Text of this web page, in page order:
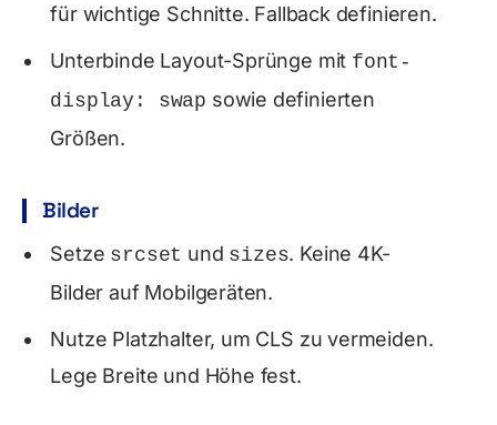
für wichtige Schnitte. Fallback definieren.
Unterbinde Layout-Sprünge mit font-
display: swap sowie definierten
Größen.
Bilder
Setze srcset und sizes. Keine 4K-
Bilder auf Mobilgeräten.
Nutze Platzhalter, um CLS zu vermeiden.
Lege Breite und Höhe fest.